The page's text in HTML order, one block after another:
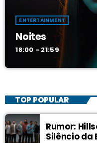
ENTERTAINMENT
Noites
18:00 - 21:59
TOP POPULAR
Rumor:
Silêncio da